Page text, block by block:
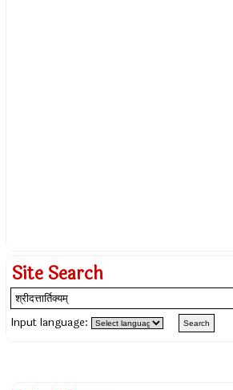
Site Search
Input language: